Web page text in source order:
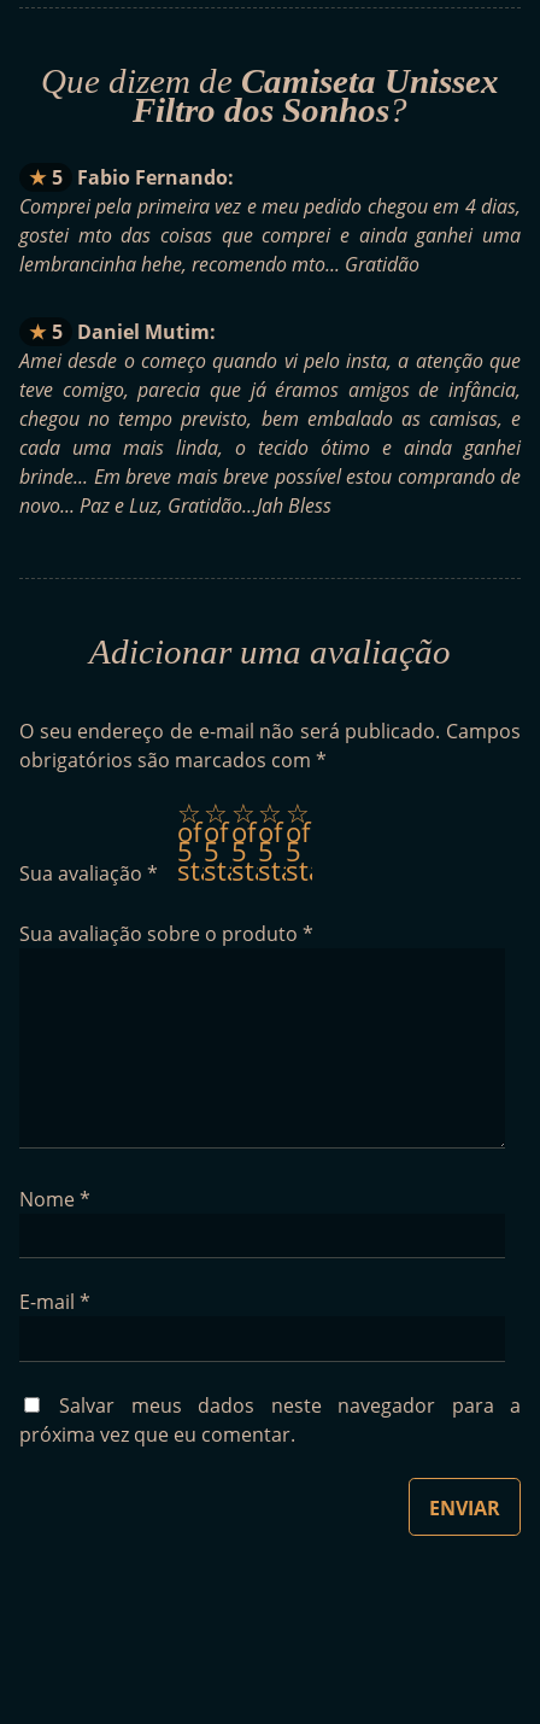
Que dizem de Camiseta Unissex
Filtro dos Sonhos?
5
Fabio Fernando:
Comprei pela primeira vez e meu pedido chegou em 4 dias,
gostei mto das coisas que comprei e ainda ganhei uma
lembrancinha hehe, recomendo mto... Gratidão
5
Daniel Mutim:
Amei desde o começo quando vi pelo insta, a atenção que
teve comigo, parecia que já éramos amigos de infância,
chegou no tempo previsto, bem embalado as camisas, e
cada uma mais linda, o tecido ótimo e ainda ganhei
brinde... Em breve mais breve possível estou comprando de
novo... Paz e Luz, Gratidão...Jah Bless
Adicionar uma avaliação
O seu endereço de e-mail não será publicado. Campos
obrigatórios são marcados com *
Sua avaliação *
1
of
5
stars
2
of
5
stars
3
of
5
stars
4
of
5
stars
of
5
stars
Sua avaliação sobre o produto *
Nome*
E-mail *
Salvar meus dados neste navegador para a
próxima vez que eu comentar.